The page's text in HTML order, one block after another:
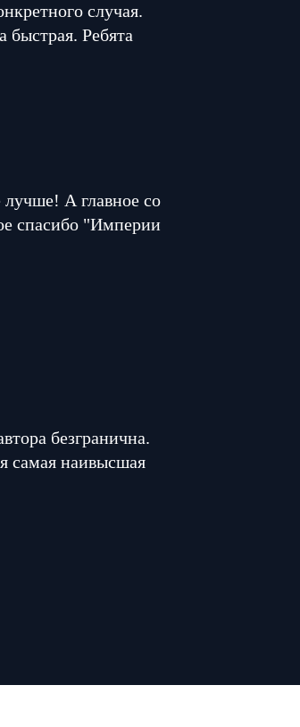
случая.
быстрая. Ребята
А главное со
спасибо "Империи
безгранична.
самая наивысшая